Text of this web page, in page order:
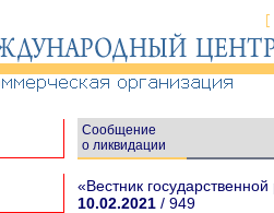
Сообщение
о ликвидации
«Вестник
10.02.2021 / 949